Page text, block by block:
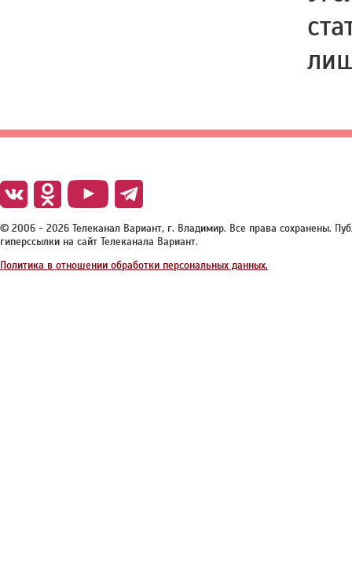
© 2006 - 2026 Телеканал Вариант, г. Владимир. Все права сохранены.
гиперссылки на сайт Телеканала Вариант.
Политика в отношении обработки персональных данных.